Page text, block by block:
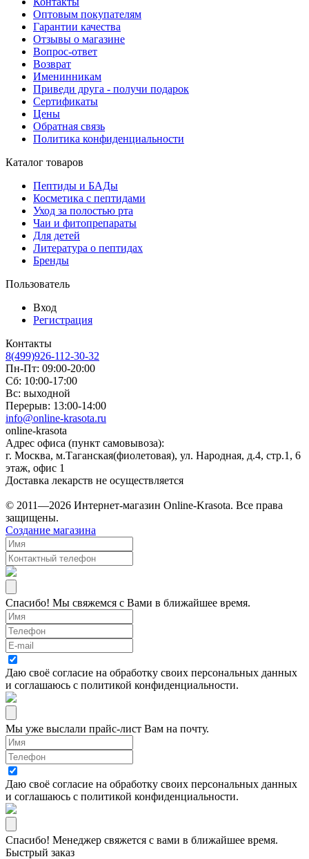
Оптовым покупателям
Гарантии качества
Отзывы о магазине
Вопрос-ответ
Возврат
Именинникам
Приведи друга - получи подарок
Сертификаты
Цены
Обратная связь
Политика конфиденциальности
Каталог товаров
Пептиды и БАДы
Косметика с пептидами
Уход за полостью рта
Чаи и фитопрепараты
Для детей
Литература о пептидах
Бренды
Пользователь
Вход
Регистрация
Контакты
8(499)926-112-30-32
Пн-Пт: 09:00-20:00
Сб: 10:00-17:00
Вс: выходной
Перерыв: 13:00-14:00
info@online-krasota.ru
online-krasota
Адрес офиса (пункт самовывоза):
г. Москва, м.Таганская(фиолетовая), ул. Народная, д.4, стр.1, 6
этаж, офис 1
Доставка лекарств не осуществляется
© 2011—2026 Интернет-магазин Online-Krasota. Все права
защищены.
Создание магазина
Спасибо! Мы свяжемся с Вами в ближайшее время.
Даю своё согласие на обработку своих персональных данных
и соглашаюсь с политикой конфиденциальности.
Мы уже выслали прайс-лист Вам на почту.
Даю своё согласие на обработку своих персональных данных
и соглашаюсь с политикой конфиденциальности.
Спасибо! Менеджер свяжется с вами в ближайшее время.
Быстрый заказ